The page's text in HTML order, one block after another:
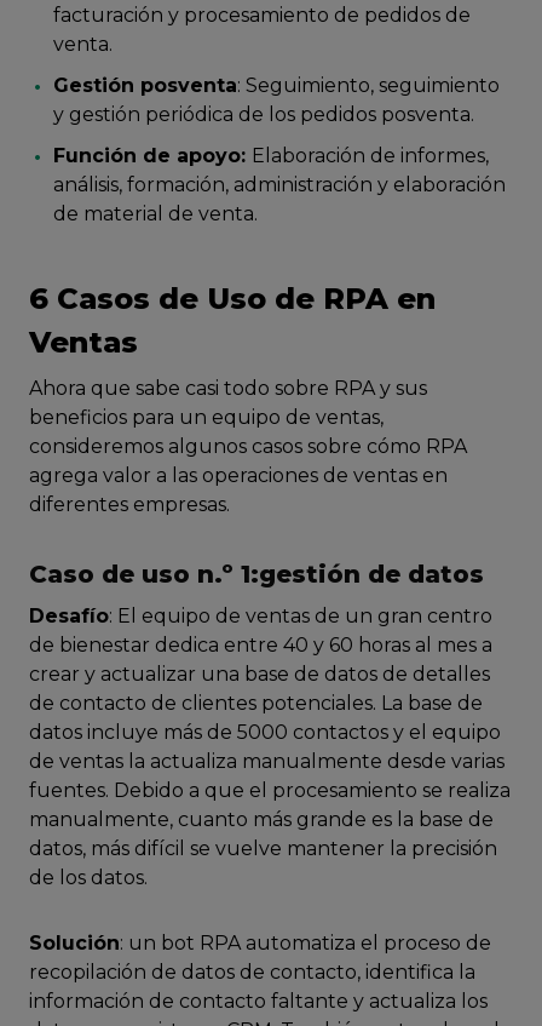
facturación y procesamiento de pedidos de
venta.
Gestión posventa: Seguimiento, seguimiento
y gestión periódica de los pedidos posventa.
Función de apoyo: Elaboración de informes,
análisis, formación, administración y elaboración
de material de venta.
6 Casos de Uso de RPA en
Ventas
Ahora que sabe casi todo sobre RPA y sus
beneficios para un equipo de ventas,
consideremos algunos casos sobre cómo RPA
agrega valor a las operaciones de ventas en
diferentes empresas.
Caso de uso n.º 1:gestión de datos
Desafío: El equipo de ventas de un gran centro
de bienestar dedica entre 40 y 60 horas al mes a
crear y actualizar una base de datos de detalles
de contacto de clientes potenciales. La base de
datos incluye más de 5000 contactos y el equipo
de ventas la actualiza manualmente desde varias
fuentes. Debido a que el procesamiento se realiza
manualmente, cuanto más grande es la base de
datos, más difícil se vuelve mantener la precisión
de los datos.
Solución: un bot RPA automatiza el proceso de
recopilación de datos de contacto, identifica la
información de contacto faltante y actualiza los